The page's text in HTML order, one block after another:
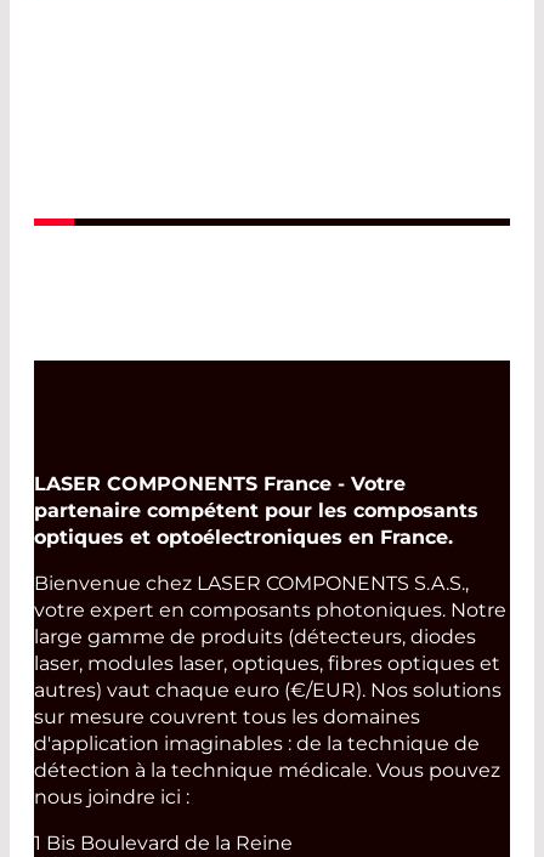
LASER COMPONENTS France - Votre
partenaire compétent pour les composants
optiques et optoélectroniques en France.
Bienvenue chez LASER COMPONENTS S.A.S.,
votre expert en composants photoniques. Notre
large gamme de produits (détecteurs, diodes
laser, modules laser, optiques, fibres optiques et
autres) vaut chaque euro (€/EUR). Nos solutions
sur mesure couvrent tous les domaines
d'application imaginables : de la technique de
détection à la technique médicale. Vous pouvez
nous joindre ici :
1 Bis Boulevard de la Reine